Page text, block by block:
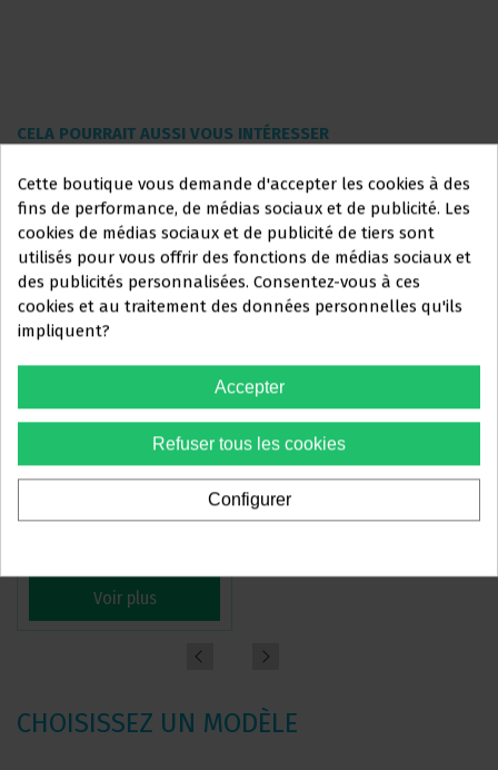
Ce site Web s'adresse
exclusivementà
PROFESSIONNELS DU
SECTEUR DENTAIRE
Vous devez confirmer que vous
êtes unprofessionnel dentaire
Oui, je suis professionnel
CELA POURRAIT AUSSI VOUS INTÉRESSER
Accueil
TUBES HODI PREMIUM SIMPLES
Voir plus
PIÈCES DE REMPLACEMENT
SAPHIR URA ROTH 022
CHOISISSEZ UN MODÈLE
Cette boutique vous demande d'accepter les cookies à des
fins de performance, de médias sociaux et de publicité. Les
cookies de médias sociaux et de publicité de tiers sont
utilisés pour vous offrir des fonctions de médias sociaux et
des publicités personnalisées. Consentez-vous à ces
cookies et au traitement des données personnelles qu'ils
impliquent?
Accepter
Refuser tous les cookies
Configurer